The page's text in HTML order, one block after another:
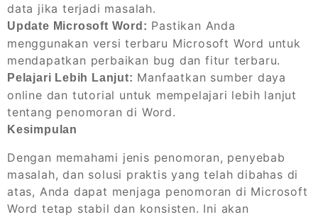
data jika terjadi masalah.
Update Microsoft Word: Pastikan Anda
menggunakan versi terbaru Microsoft Word untuk
mendapatkan perbaikan bug dan fitur terbaru.
Pelajari Lebih Lanjut: Manfaatkan sumber daya
online dan tutorial untuk mempelajari lebih lanjut
tentang penomoran di Word.
Kesimpulan
Dengan memahami jenis penomoran, penyebab
masalah, dan solusi praktis yang telah dibahas di
atas, Anda dapat menjaga penomoran di Microsoft
Word tetap stabil dan konsisten. Ini akan